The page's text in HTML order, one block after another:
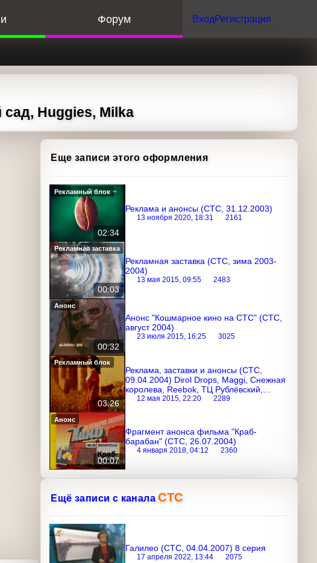
Регистрация
Huggies, Milka
Еще записи этого оформления
02:34
Реклама и анонсы (СТС, 31.12.2003)
13 ноября 2020, 18:31 2161
Рекламный блок
00:03
Рекламная заставка (СТС, зима 2003-
2004)
13 мая 2015, 09:55 2483
Рекламная заставка
00:32
Анонс "Кошмарное кино на СТС" (СТС,
август 2004)
23 июля 2015, 16:25 3025
Анонс
03:26
Реклама, заставки и анонсы (СТС,
09.04.2004) Dirol Drops, Maggi,
Снежная королева, Reebok, ТЦ
Рублёвский, Santal, Билобил, ХЦ,
12 мая 2015, 22:20 2289
Рекламный блок
00:07
Фрагмент анонса фильма "Краб-
барабан" (СТС, 26.07.2004)
4 января 2018, 04:12 2360
Анонс
Ещё записи с каналаСТС
Галилео (СТС, 04.04.2007) 8 серия
17 апреля 2022, 13:44 2075